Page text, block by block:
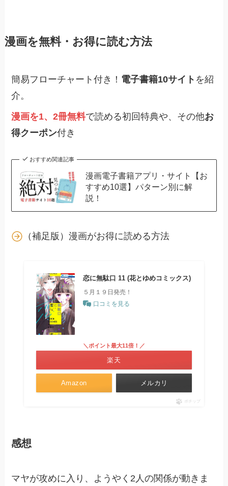
漫画を無料・お得に読む方法
簡易フローチャート付き！ 電子書籍10サイト を紹
介。
漫画を1、2冊無料で読める初回特典や、その他お
得クーポン付き
おすすめ関連記事
漫画電子書籍アプリ・サイト【お
すすめ10選】パターン別に解
説！
（補足版）漫画がお得に読める方法
恋に無駄口 11 (花とゆめコミックス)
５月１９日発売！
口コミを見る
Amazon
＼ポイント最大11倍！／
楽天
メルカリ
ポチップ
感想
マヤが攻めに入り、ようやく2人の関係が動きま